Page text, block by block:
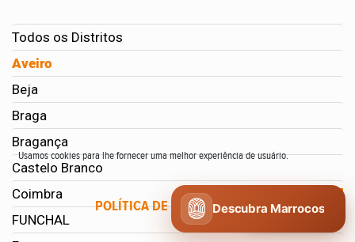
Todos os Distritos
Aveiro
Beja
Braga
Bragança
Castelo Branco
Coimbra
FUNCHAL
Usamos cookies para lhe fornecer uma melhor experiência de usuário.
POLÍTICA DE COOKIES CONCORDO
Descubra Marrocos